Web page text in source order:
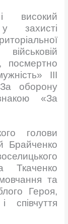
високий
захисті
посмертно
III
оборону
«За
голови
Брайченко
Ткаченко
та
Героя,
співчуття